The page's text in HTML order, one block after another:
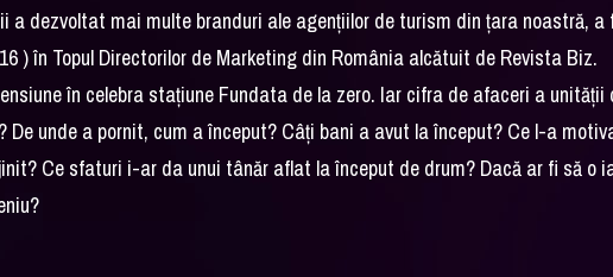
a dezvoltat mai multe branduri ale agențiilor de turism din țara noastră, a
) în Topul Directorilor de Marketing din România alcătuit de Revista Biz.
în celebra stațiune Fundata de la zero. Iar cifra de afaceri a unității
unde a pornit, cum a început? Câți bani a avut la început? Ce l-a
Ce sfaturi i-ar da unui tânăr aflat la început de drum? Dacă ar fi să o